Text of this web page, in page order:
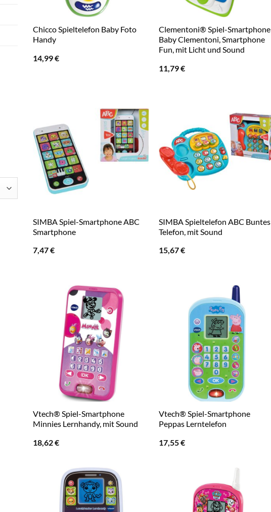
Chicco Spieltelefon Baby Foto
Handy
14,99€
Clementoni® Spiel-Smartphone
Baby Clementoni, Smartphone
Fun, mit Licht und Sound
11,79€
SIMBA Spiel-Smartphone ABC
Smartphone
7,47€
SIMBA Spieltelefon ABC Buntes
Telefon, mit Sound
15,67€
Vtech® Spiel-Smartphone
Minnies Lernhandy, mit Sound
18,62€
Vtech® Spiel-Smartphone
Peppas Lerntelefon
17,55€